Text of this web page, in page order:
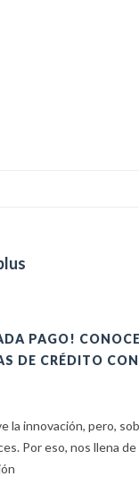
PAGO!
DE CRÉDITO
la innovación, pero,
Por eso, nos llena